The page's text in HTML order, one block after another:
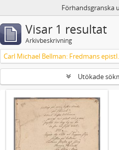
Förhandsgranska
Visar 1 resultat
Arkivbeskrivning
Carl
Utökade